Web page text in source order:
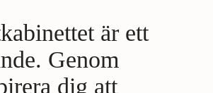
är ett
Genom
dig att